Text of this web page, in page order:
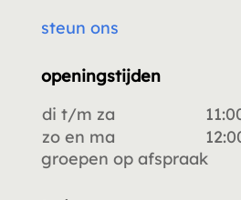
steun ons
openingstijden
di t/m za
zo en ma
groepen op afspraak